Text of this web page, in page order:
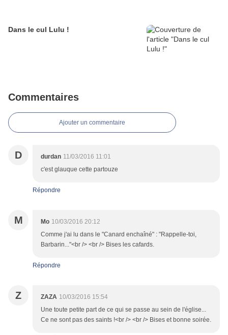
Dans le cul Lulu !
Commentaires
Ajouter un commentaire
D durdan 11/03/2016 11:01
c'est glauque cette partouze
Répondre
M Mo 10/03/2016 20:12
Comme j'ai lu dans le "Canard enchaîné" : "Rappelle-toi,
Barbarin..."<br /> <br /> Bises les cafards.
Répondre
Z ZAZA 10/03/2016 15:54
Une toute petite part de ce qui se passe au sein de l'église...
Ce ne sont pas des saints !<br /> <br /> Bises et bonne soirée.